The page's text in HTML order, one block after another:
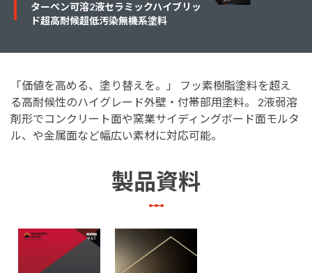
ターペン可溶2液セラミックハイブリッ
ド超高耐候超低汚染無機系塗料
「価値を高める、塗り替えを。」 フッ素樹脂塗料を超え
る高耐候性のハイグレード外壁・付帯部用塗料。 2液弱溶
剤形でコンクリート面や窯業サイディングボード面モルタ
ル、や金属面など幅広い素材に対応可能。
製品資料